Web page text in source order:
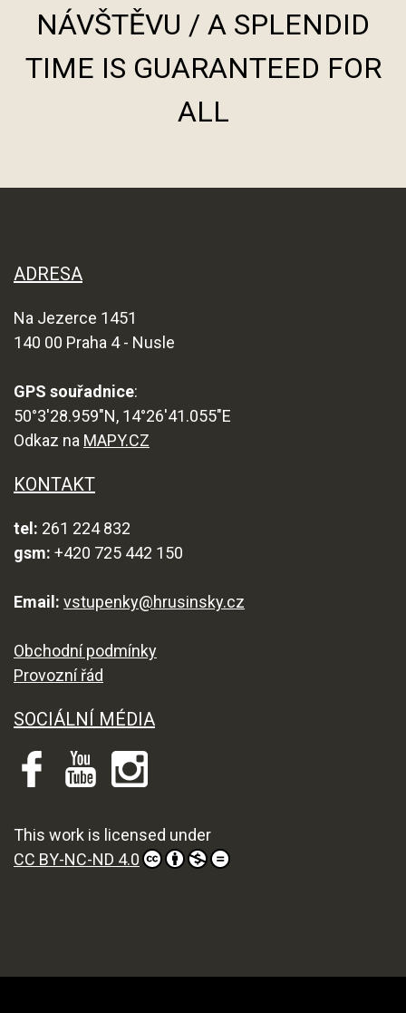
NÁVŠTĚVU / A SPLENDID
TIME IS GUARANTEED FOR
ALL
ADRESA
Na Jezerce 1451
140 00 Praha 4 - Nusle
GPS souřadnice:
50°3'28.959"N, 14°26'41.055"E
Odkaz na MAPY.CZ
KONTAKT
tel: 261 224 832
gsm: +420 725 442 150
Email: vstupenky@hrusinsky.cz
Obchodní podmínky
Provozní řád
SOCIÁLNÍ MÉDIA
This work is licensed under
CC BY-NC-ND 4.0